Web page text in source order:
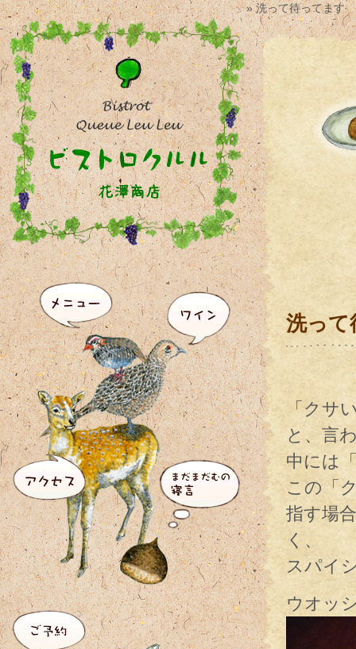
» 洗って待ってます
洗って
「クサ
と、言
中には
この「
指す場
く、
スパイ
ウオッ